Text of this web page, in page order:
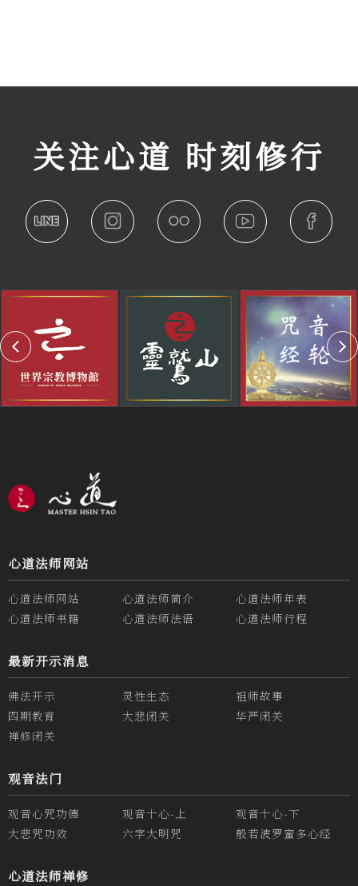
关注心道 时刻修行
心道法师网站
心道法师网站 心道法师简介
心道法师年表
心道法师书籍
心道法师法语 心道法师行程
最新开示消息
佛法开示 灵性生态
祖师故事
四期教育
大悲闭关
华严闭关
禅修闭关
观音法门
观音心咒功德 观音十心-上
观音十心-下
大悲咒功效
六字大明咒 般若波罗蜜多心经
心道法师禅修